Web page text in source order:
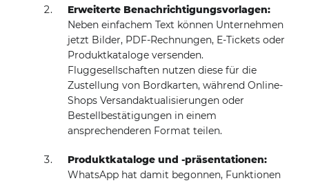
Erweiterte Benachrichtigungsvorlagen:
Neben einfachem Text können Unternehmen
jetzt Bilder, PDF-Rechnungen, E-Tickets oder
Produktkataloge versenden.
Fluggesellschaften nutzen diese für die
Zustellung von Bordkarten, während Online-
Shops Versandaktualisierungen oder
Bestellbestätigungen in einem
ansprechenderen Format teilen.
Produktkataloge und -präsentationen:
WhatsApp hat damit begonnen, Funktionen